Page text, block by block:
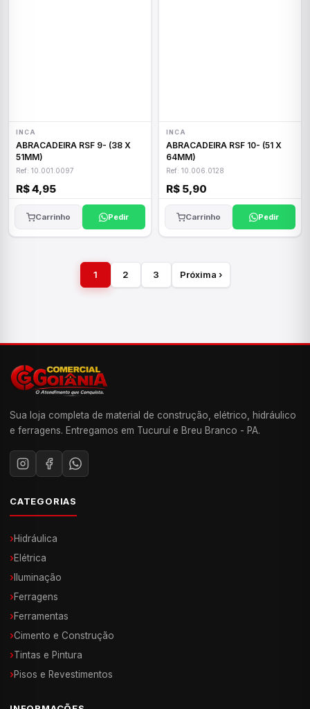
INCA
ABRACADEIRA RSF 9- (38 X
51MM)
Ref: 10.001.0097
R$ 4,95
Carrinho Pedir
INCA
ABRACADEIRA RSF 10- (51 X
64MM)
Ref: 10.006.0128
R$ 5,90
Carrinho Pedir
1 2 3 Próxima ›
Sua loja completa de material de construção, elétrico, hidráulico
e ferragens. Entregamos em Tucuruí e Breu Branco - PA.
CATEGORIAS
›Hidráulica
›Elétrica
› Iluminação
›Ferragens
›Ferramentas
›Cimento e Construção
›Tintas e Pintura
›Pisos e Revestimentos